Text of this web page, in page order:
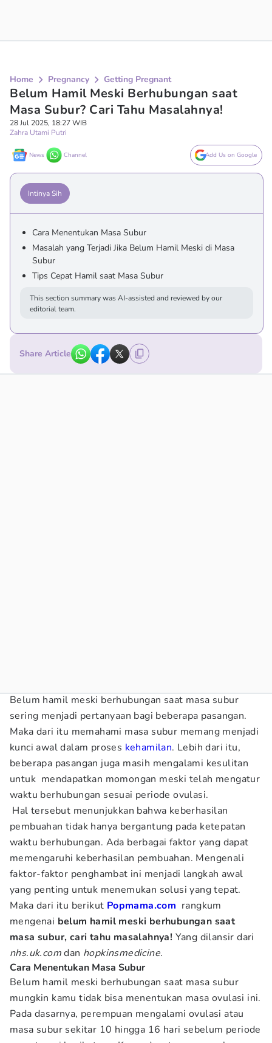
Home Pregnancy Getting Pregnant
Belum Hamil Meski Berhubungan saat
Masa Subur? Cari Tahu Masalahnya!
28 Jul 2025, 18:27 WIB
Zahra Utami Putri
News Channel Add Us on Google
Intinya Sih
Cara Menentukan Masa Subur
Masalah yang Terjadi Jika Belum Hamil Meski di Masa
Subur
Tips Cepat Hamil saat Masa Subur
This section summary was AI-assisted and reviewed by our
editorial team.
Share Article
Belum hamil meski berhubungan saat masa subur
sering menjadi pertanyaan bagi beberapa pasangan.
Maka dari itu memahami masa subur memang menjadi
kunci awal dalam proses kehamilan. Lebih dari itu,
beberapa pasangan juga masih mengalami kesulitan
untuk mendapatkan momongan meski telah mengatur
waktu berhubungan sesuai periode ovulasi.
Hal tersebut menunjukkan bahwa keberhasilan
pembuahan tidak hanya bergantung pada ketepatan
waktu berhubungan. Ada berbagai faktor yang dapat
memengaruhi keberhasilan pembuahan. Mengenali
faktor-faktor penghambat ini menjadi langkah awal
yang penting untuk menemukan solusi yang tepat.
Maka dari itu berikut Popmama.com rangkum
mengenai belum hamil meski berhubungan saat
masa subur, cari tahu masalahnya! Yang dilansir dari
nhs.uk.comdan hopkinsmedicine.
Cara Menentukan Masa Subur
Belum hamil meski berhubungan saat masa subur
mungkin kamu tidak bisa menentukan masa ovulasi ini.
Pada dasarnya, perempuan mengalami ovulasi atau
masa subur sekitar 10 hingga 16 hari sebelum periode